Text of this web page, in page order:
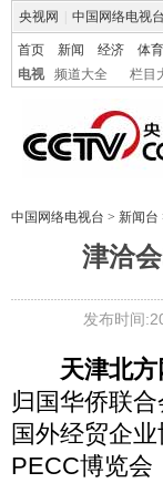
央视网 中国网络电视台
首页 新闻 经济 体育
电视
频道大全 栏目
中国网络电视台 > 新闻台
津洽
发布时间
天津北方
归国华侨联
国外经贸企
PECC博览会